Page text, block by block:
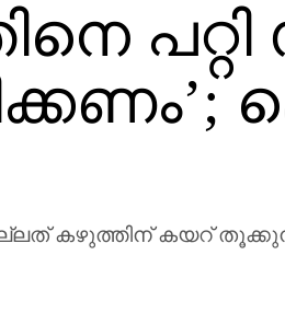
നല്ലത് കഴുത്തിന് കയറ്